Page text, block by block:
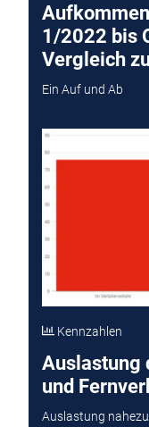
1/2022 bis
Vergleich
Ein Auf und Ab
Kennzahlen
Auslastung
und
Auslastung